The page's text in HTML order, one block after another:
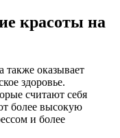
красоты на
также оказывает
здоровье.
считают себя
более высокую
и более